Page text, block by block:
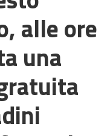
alle ore
una